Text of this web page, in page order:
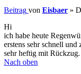
Beitrag von Eisbaer »
Hi
ich habe heute
erstens sehr schnell und
sehr heftig mit Rückzug.
Nach oben